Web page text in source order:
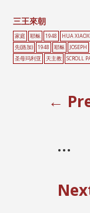
三王來朝
家庭 耶稣 1948 HUA
先(路加)
1948 耶稣 JOSEPH
圣母玛利亚
天主教 SCROLL
←
…